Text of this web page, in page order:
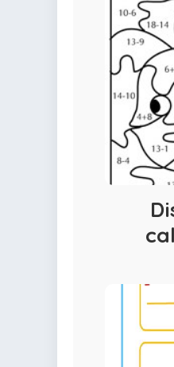
colorare
Supereroi da
DIsegni di
colorare
Disegni per il
Disegni Kawaii
colorare
Indovinelli per